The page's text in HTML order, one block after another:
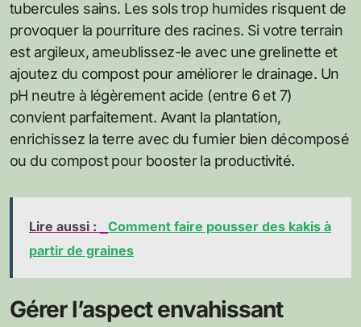
tubercules sains. Les sols trop humides risquent de
provoquer la pourriture des racines. Si votre terrain
est argileux, ameublissez-le avec une grelinette et
ajoutez du compost pour améliorer le drainage. Un
pH neutre à légèrement acide (entre 6 et 7)
convient parfaitement. Avant la plantation,
enrichissez la terre avec du fumier bien décomposé
ou du compost pour booster la productivité.
Lire aussi :
Comment faire pousser des kakis à
partir de graines
Gérer l’aspect envahissant